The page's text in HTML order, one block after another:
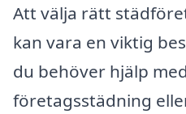
Att välja rätt
kan vara en viktig
du behöver hjälp
företagsstädning